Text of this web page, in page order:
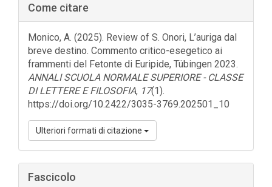
Come citare
Monico, A. (2025). Review of S. Onori, L’auriga dal
breve destino. Commento critico-esegetico ai
frammenti del Fetonte di Euripide, Tübingen 2023.
ANNALI SCUOLA NORMALE SUPERIORE - CLASSE
DI LETTERE E FILOSOFIA, 17(1).
https://doi.org/10.2422/3035-3769.202501_10
Ulteriori formati di citazione
Fascicolo